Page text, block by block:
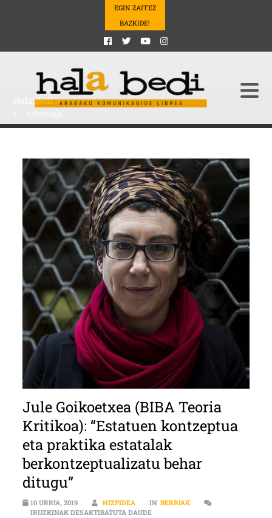
EGIN ZAITEZ
BAZKIDE!
Hala Bedi>
Jule Goikoetxea (BIBA Teoria
Kritikoa): “Estatuen kontzeptua
eta praktika estatalak
berkontzeptualizatu behar
ditugu”
10 URRIA, 2019 HIZPIDEA IN BERRIAK
IRUZKINAK DESAKTIBATUTA DAUDEJULE GOIKOETXEA (BIBA TEORIA